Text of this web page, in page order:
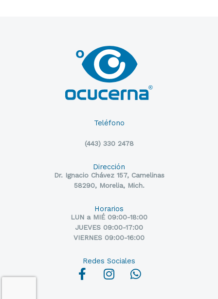
Teléfono
(443) 330 2478
Dirección
Dr. Ignacio Chávez 157, Camelinas
58290, Morelia, Mich.
Horarios
LUN a MIÉ 09:00-18:00
JUEVES 09:00-17:00
VIERNES 09:00-16:00
Redes Sociales
F
a
I
n
W
h